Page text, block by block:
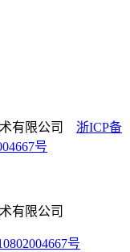
术有限公司 浙ICP备
号
有限公司
号